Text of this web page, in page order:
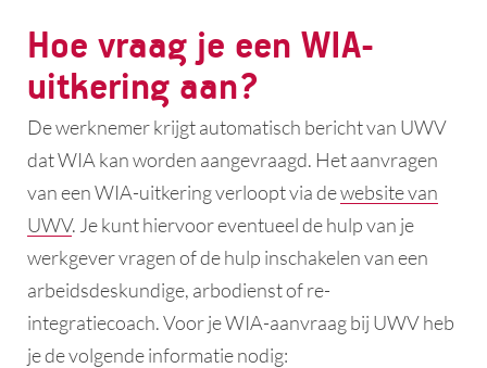
Hoe vraag je een WIA-
uitkering aan?
De werknemer krijgt automatisch bericht van UWV
dat WIA kan worden aangevraagd. Het aanvragen
van een WIA-uitkering verloopt via dewebsite van
UWV. Je kunt hiervoor eventueel de hulp van je
werkgever vragen of de hulp inschakelen van een
arbeidsdeskundige, arbodienst of re-
integratiecoach. Voor je WIA-aanvraag bij UWV heb
je de volgende informatie nodig: